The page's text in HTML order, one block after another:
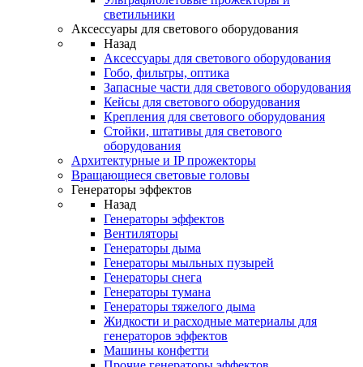
светильники
Аксессуары для светового оборудования
Назад
Аксессуары для светового оборудования
Гобо, фильтры, оптика
Запасные части для светового оборудования
Кейсы для светового оборудования
Крепления для светового оборудования
Стойки, штативы для светового
оборудования
Архитектурные и IP прожекторы
Вращающиеся световые головы
Генераторы эффектов
Назад
Генераторы эффектов
Вентиляторы
Генераторы дыма
Генераторы мыльных пузырей
Генераторы снега
Генераторы тумана
Генераторы тяжелого дыма
Жидкости и расходные материалы для
генераторов эффектов
Машины конфетти